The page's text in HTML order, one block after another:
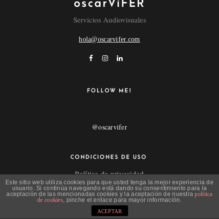
oscarVíFER
Servicios Audiovisuales
hola@oscarvifer.com
FOLLOW ME!
@oscarvifer
CONDICIONES DE USO
Política de privacidad
Aviso Legal
Este sitio web utiliza cookies para que usted tenga la mejor experiencia de
usuario. Si continúa navegando está dando su consentimiento para la
aceptación de las mencionadas cookies y la aceptación de nuestrapolítica
de cookies, pinche el enlace para mayor información.
ACEPTAR